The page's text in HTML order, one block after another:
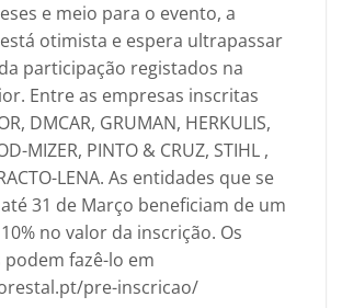
e meio para o evento, a
otimista e espera ultrapassar
participação registados na
Entre as empresas inscritas
DMCAR, GRUMAN, HERKULIS,
MIZER, PINTO & CRUZ, STIHL ,
LENA. As entidades que se
31 de Março beneficiam de um
no valor da inscrição. Os
fazê-lo em
pre-inscricao/